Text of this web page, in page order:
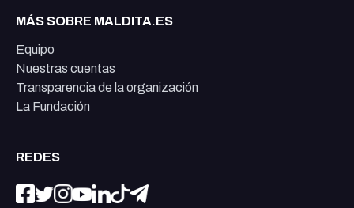
MÁS SOBRE MALDITA.ES
Equipo
Nuestras cuentas
Transparencia de la organización
La Fundación
REDES